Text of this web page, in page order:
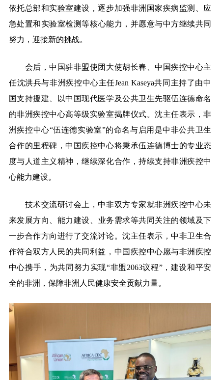
依托总部和实验室建设，逐步加强非洲国家疾病监测、应
急处置和实验室检测等核心能力，并愿意与中方继续共同
努力，迎接新的挑战。
会后，中国驻非盟使团大使胡长春、中国疾控中心主
任沈洪兵与非洲疾控中心主任Jean Kaseya共同主持了由中
国支持援建、以中国现代医学及公共卫生先驱伍连德命名
的非洲疾控中心高等级实验室揭牌仪式。沈主任表示，非
洲疾控中心“伍连德实验室”的命名与启用是中非公共卫生
合作的里程碑，中国疾控中心将秉承伍连德博士的专业态
度与人道主义精神，继续深化合作，持续支持非洲疾控中
心能力建设。
技术交流研讨会上，中非双方专家就非洲疾控中心未
来发展方向、能力建设
业务需求等共同关注的领域及下
一步合作方向进行了交流讨论。沈主任表示，中非卫生合
作符合双方人民的共同利益，中国疾控中心愿与非洲疾控
中心携手，为共同努力实现“非盟2063议程”，建设和平安
全的非洲，保障非洲人民健康安全贡献力量。